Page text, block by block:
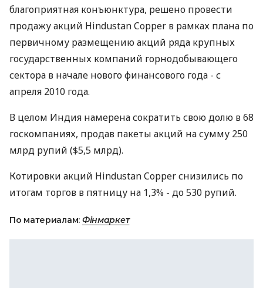
благоприятная конъюнктура, решено провести
продажу акций Hindustan Copper в рамках плана по
первичному размещению акций ряда крупных
государственных компаний горнодобывающего
сектора в начале нового финансового года - с
апреля 2010 года.
В целом Индия намерена сократить свою долю в 68
госкомпаниях, продав пакеты акций на сумму 250
млрд рупий ($5,5 млрд).
Котировки акций Hindustan Copper снизились по
итогам торгов в пятницу на 1,3% - до 530 рупий.
По материалам: Фінмаркет